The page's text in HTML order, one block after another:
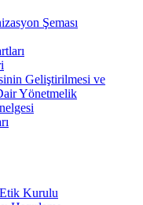
Şeması
Geliştirilmesi ve
Yönetmelik
Kurulu